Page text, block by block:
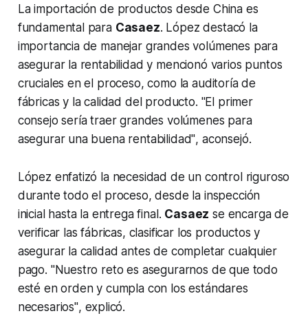
La importación de productos desde China es
fundamental para Casaez. López destacó la
importancia de manejar grandes volúmenes para
asegurar la rentabilidad y mencionó varios puntos
cruciales en el proceso, como la auditoría de
fábricas y la calidad del producto. "El primer
consejo sería traer grandes volúmenes para
asegurar una buena rentabilidad", aconsejó.
López enfatizó la necesidad de un control riguroso
durante todo el proceso, desde la inspección
inicial hasta la entrega final. Casaez se encarga de
verificar las fábricas, clasificar los productos y
asegurar la calidad antes de completar cualquier
pago. "Nuestro reto es asegurarnos de que todo
esté en orden y cumpla con los estándares
necesarios", explicó.